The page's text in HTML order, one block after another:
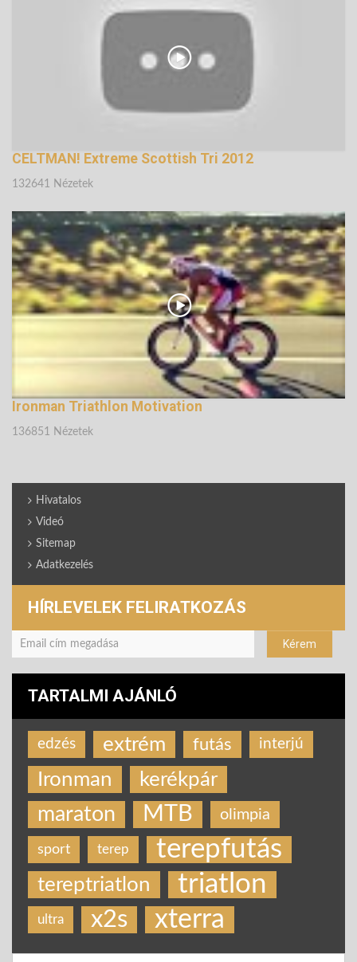
CELTMAN! Extreme Scottish Tri 2012
132641 Nézetek
Ironman Triathlon Motivation
136851 Nézetek
Hivatalos
Videó
Sitemap
Adatkezelés
HÍRLEVELEK FELIRATKOZÁS
TARTALMI AJÁNLÓ
edzés extrém futás interjú
Ironman kerékpár
maraton MTB olimpia
sport terep terepfutás
tereptriatlon triatlon
ultra x2s xterra